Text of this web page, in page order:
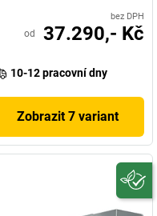
bez DPH
od 37.290,- Kč
10-12 pracovní dny
Zobrazit 7 variant